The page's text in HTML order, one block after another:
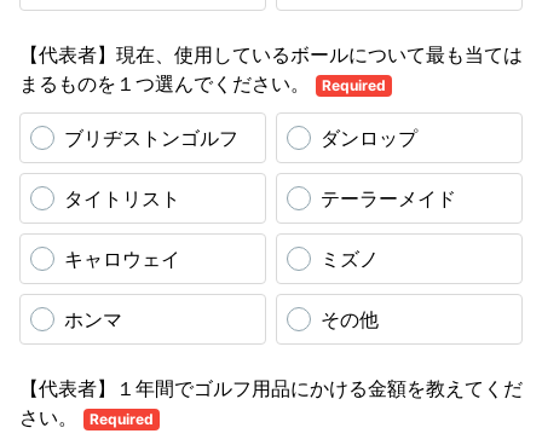
【代表者】現在、使用しているボールについて最も当ては
まるものを１つ選んでください。
Required
ブリヂストンゴルフ ダンロップ
タイトリスト テーラーメイド
キャロウェイ ミズノ
ホンマ その他
【代表者】１年間でゴルフ用品にかける金額を教えてくだ
さい。
Required